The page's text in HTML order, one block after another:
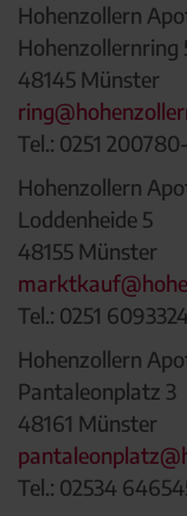
Hohenzollern
Hohenzollernring
48145 Münster
Tel.: 0251
Hohenzollern
Loddenheide 5
48155 Münster
Tel.: 0251
Hohenzollern
Pantaleonplatz 3
48161 Münster
Tel.: 02534